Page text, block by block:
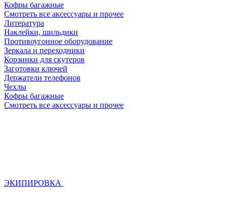
Кофры багажные
Смотреть все аксессуары и прочее
Литература
Наклейки, шильдики
Противоугонное оборудование
Зеркала и переходники
Корзинки для скутеров
Заготовки ключей
Держатели телефонов
Чехлы
Кофры багажные
Смотреть все аксессуары и прочее
ЭКИПИРОВКА